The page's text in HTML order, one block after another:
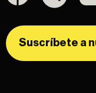
Suscríbete a